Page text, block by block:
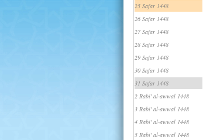
25 Safar 1448
26 Safar 1448
27 Safar 1448
28 Safar 1448
29 Safar 1448
30 Safar 1448
31 Safar 1448
2 Rabi' al-awwal 1448
3 Rabi' al-awwal 1448
4 Rabi' al-awwal 1448
5 Rabi' al-awwal 1448